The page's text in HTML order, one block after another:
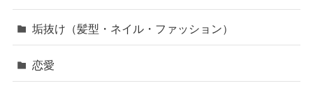
垢抜け（髪型・ネイル・ファッション）
恋愛